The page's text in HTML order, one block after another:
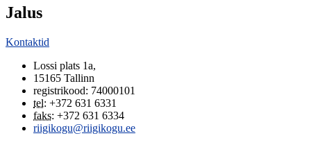
Jalus
Kontaktid
Lossi plats 1a,
15165 Tallinn
registrikood: 74000101
tel: +372 631 6331
faks: +372 631 6334
riigikogu@riigikogu.ee